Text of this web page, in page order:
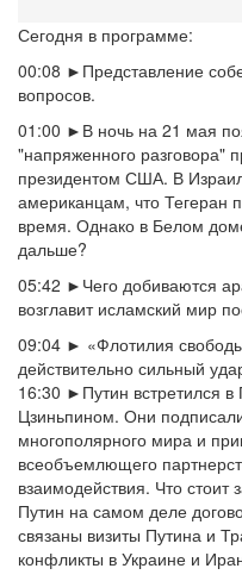
Сегодня в программе:
00:08 ►Представление
вопросов.
01:00 ►В ночь на 21 мая
"напряженного разговора"
президентом США. В
американцам, что Тегеран
время. Однако в Белом
дальше?
05:42 ►Чего добиваются
возглавит исламский мир
09:04 ► «Флотилия
действительно сильный
16:30 ►Путин встретился
Цзиньпином. Они
многополярного мира и
всеобъемлющего
взаимодействия. Что
Путин на самом деле
связаны визиты Путина и
конфликты в Украине и